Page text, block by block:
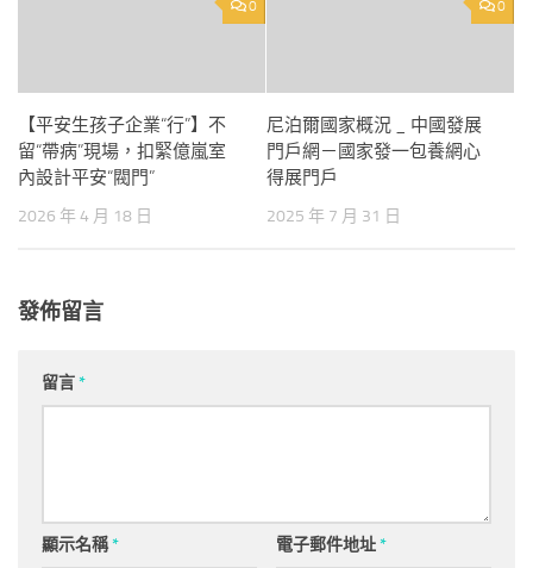
0
【平安生孩子企業“行”】不
留“帶病”現場，扣緊億嵐室
內設計平安“閥門”
2026 年 4 月 18 日
0
尼泊爾國家概況 _ 中國發展
門戶網－國家發一包養網心
得展門戶
2025 年 7 月 31 日
發佈留言
留言*
顯示名稱* 電子郵件地址*